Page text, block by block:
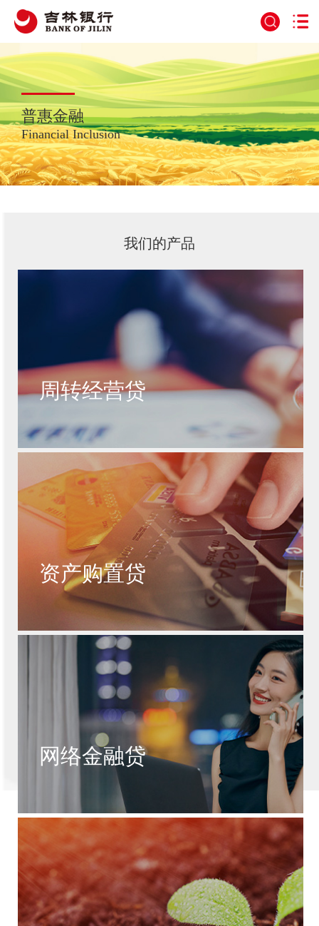
普惠金融
Financial Inclusion
我们的产品
周转经营贷
资产购置贷
网络金融贷